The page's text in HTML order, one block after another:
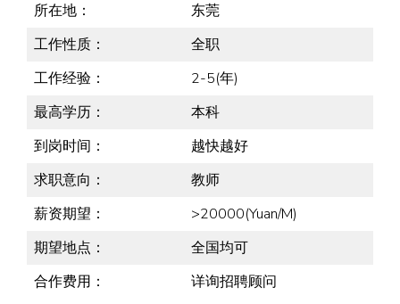
所在地：
东莞
工作性质：
全职
工作经验：
2-5(年)
最高学历：
本科
到岗时间：
越快越好
求职意向：
教师
薪资期望：
>20000(Yuan/M)
期望地点：
全国均可
合作费用：
详询招聘顾问